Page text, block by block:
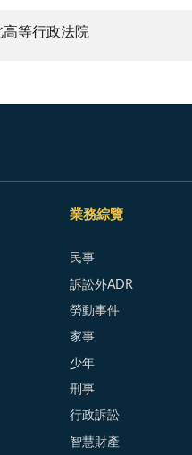
等行政法院
業務綜覽
民事
訴訟外ADR
勞動事件
家事
少年
刑事
行政訴訟
智慧財產